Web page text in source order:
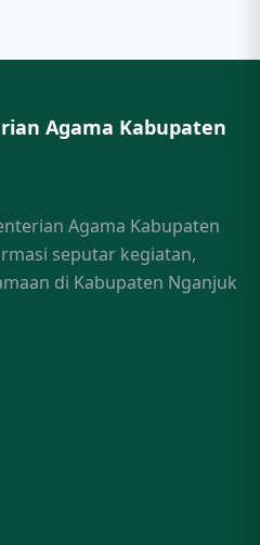
Agama Kabupaten
Agama Kabupaten
seputar kegiatan,
di Kabupaten Nganjuk